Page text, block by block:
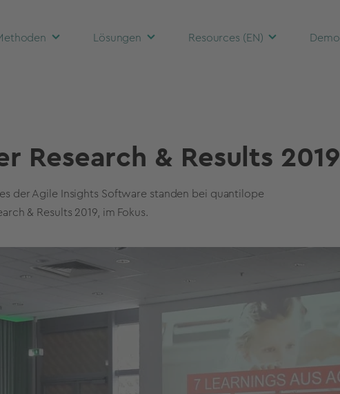
Lösungen Resources (EN) Demo
Research & Results 2019
der Agile Insights Software standen bei quantilope
& Results 2019, im Fokus.